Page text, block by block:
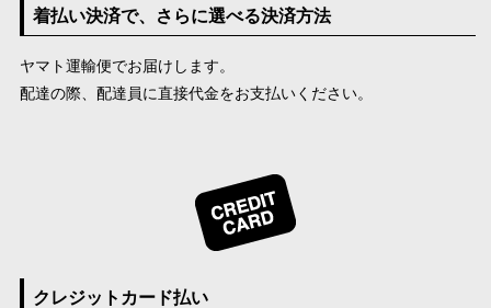
着払い決済で、さらに選べる決済方法
ヤマト運輸便でお届けします。
配達の際、配達員に直接代金をお支払いください。
クレジットカード払い